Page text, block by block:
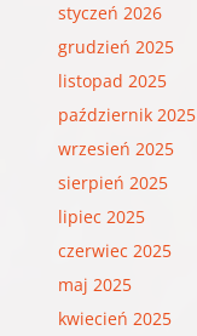
styczeń 2026
grudzień 2025
listopad 2025
październik 2025
wrzesień 2025
sierpień 2025
lipiec 2025
czerwiec 2025
maj 2025
kwiecień 2025